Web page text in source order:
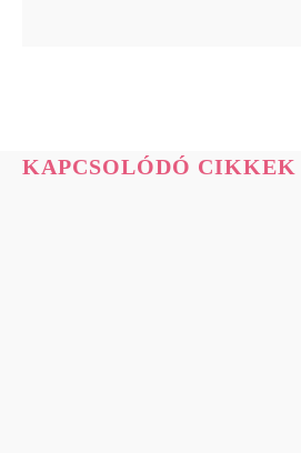
KAPCSOLÓDÓ CIKKEK